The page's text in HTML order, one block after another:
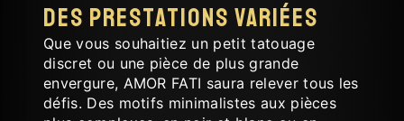
Des prestations variées
Que vous souhaitiez un petit tatouage
discret ou une pièce de plus grande
envergure, AMOR FATI saura relever tous les
défis. Des motifs minimalistes aux pièces